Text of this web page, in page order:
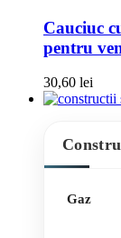
Cauciuc
pentru
30,60 lei
Gaz